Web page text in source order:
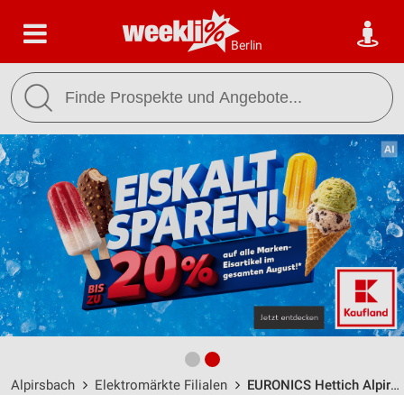
Berlin
Alpirsbach Elektromärkte Filialen EURONICS Hettich Alpirsbach / Spitalgasse 3 - Öffnungszeiten & Adresse